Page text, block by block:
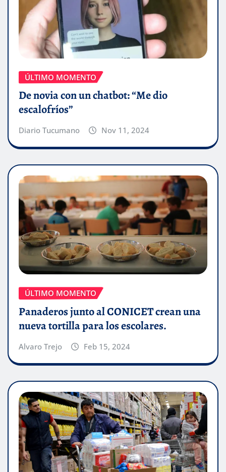
ÚLTIMO MOMENTO
De novia con un chatbot: “Me dio
escalofríos”
Diario Tucumano Nov 11, 2024
ÚLTIMO MOMENTO
Panaderos junto al CONICET crean una
nueva tortilla para los escolares.
Alvaro Trejo Feb 15, 2024